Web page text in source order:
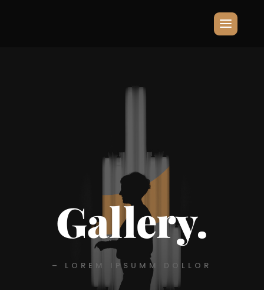
Gallery.
– LOREM IPSUMM DOLLOR